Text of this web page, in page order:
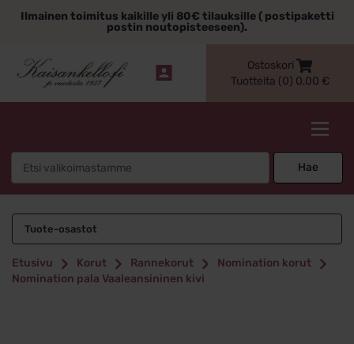
sisältöönIlmainen toimitus kaikille yli 80€ tilauksille ( postipaketti
postin noutopisteeseen).
Ostoskori
Tuotteita (0) 0,00 €
Hae
Tuote-osastot
Etusivu Korut Rannekorut
Nomination korut
Nomination pala Vaaleansininen kivi